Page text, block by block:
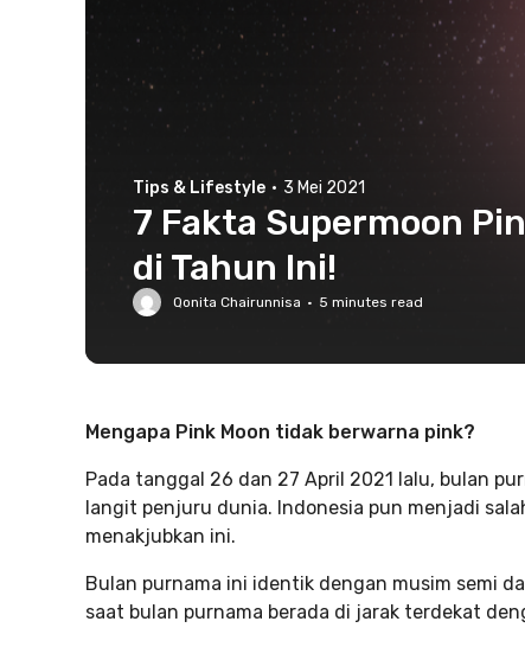
Tips & Lifestyle · 3 Mei 2021
7 Fakta Supermoon
di Tahun Ini!
Qonita Chairunnisa · 5 minutes read
Mengapa Pink Moon tidak berwarna pink?
Pada tanggal 26 dan 27 April 2021 lalu, bulan
langit penjuru dunia. Indonesia pun menjadi
menakjubkan ini.
Bulan purnama ini identik dengan musim semi
saat bulan purnama berada di jarak terdekat